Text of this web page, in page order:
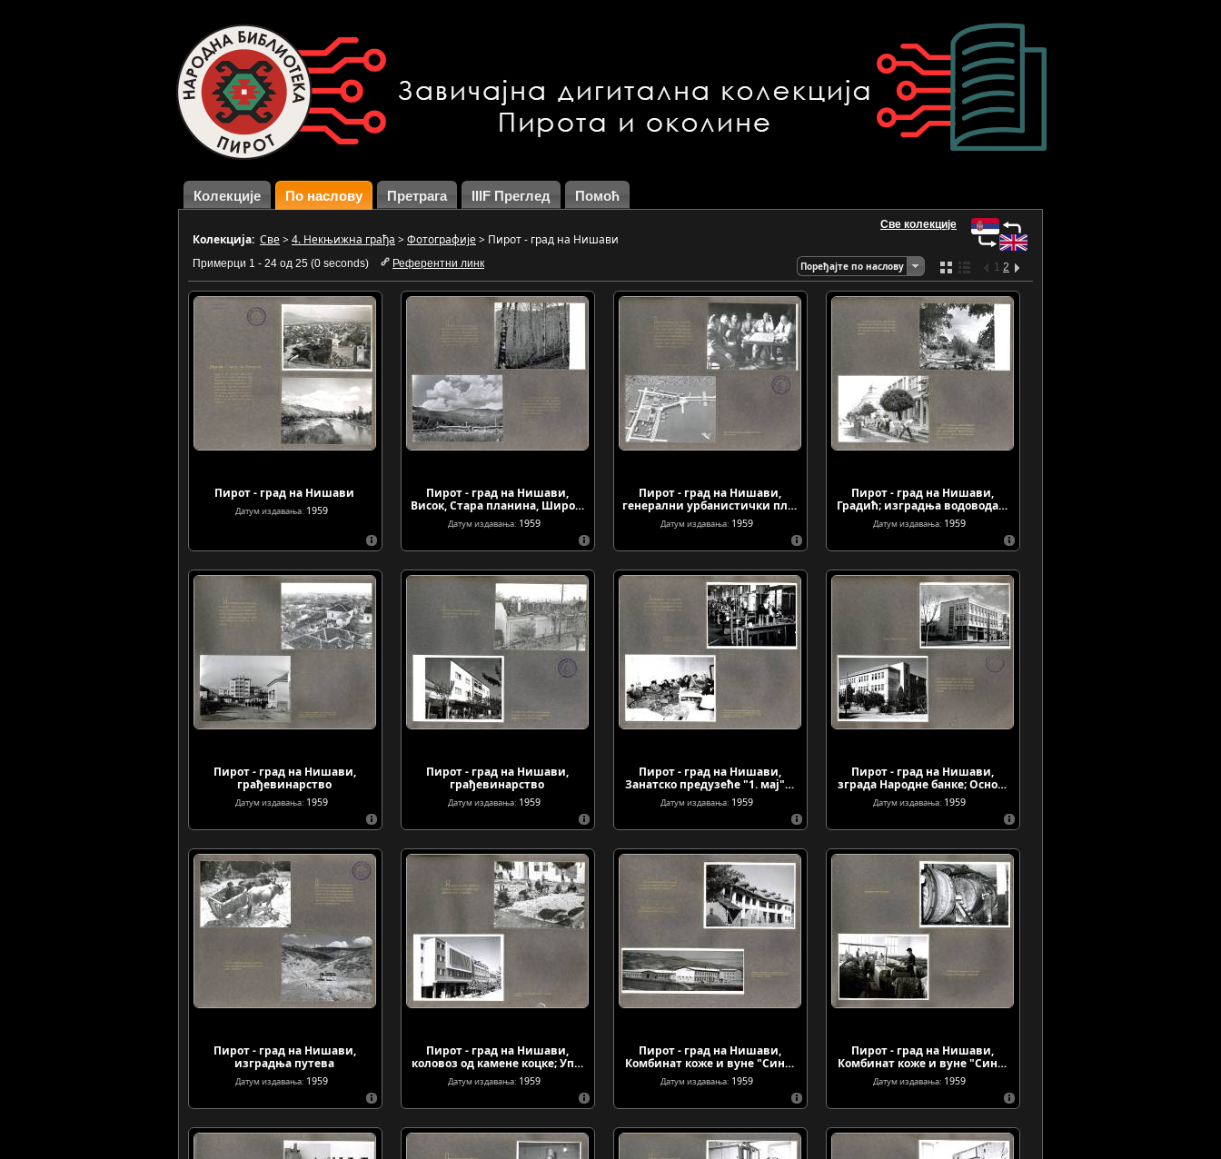
Колекције По наслову Претрага IIIF Преглед Помоћ
Све колекције
Колекција: Све>4. Некњижна грађа >Фотографије> Пирот - град на Нишави
Примерци 1 - 24 од 25 (0 seconds) Референтни линк 1 2
Поређајте по наслову
Пирот - град на Нишави
Датум издавања: 1959
Пирот - град на Нишави,
Висок, Стара планина, Широ…
Датум издавања: 1959
Пирот - град на Нишави,
генерални урбанистички пл…
Датум издавања: 1959
Пирот - град на Нишави,
Градић; изградња водовода…
Датум издавања: 1959
Пирот - град на Нишави,
грађевинарство
Датум издавања: 1959
Пирот - град на Нишави,
грађевинарство
Датум издавања: 1959
Пирот - град на Нишави,
Занатско предузеће "1. мај"…
Датум издавања: 1959
Пирот - град на Нишави,
зграда Народне банке; Осно…
Датум издавања: 1959
Пирот - град на Нишави,
изградња путева
Датум издавања: 1959
Пирот - град на Нишави,
коловоз од камене коцке; Уп…
Датум издавања: 1959
Пирот - град на Нишави,
Комбинат коже и вуне "Син…
Датум издавања: 1959
Пирот - град на Нишави,
Комбинат коже и вуне "Син…
Датум издавања: 1959